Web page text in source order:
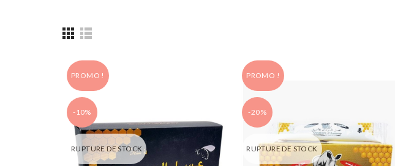
PROMO !
-10%
RUPTURE DE STOCK
PROMO !
-20%
RUPTURE DE STOCK